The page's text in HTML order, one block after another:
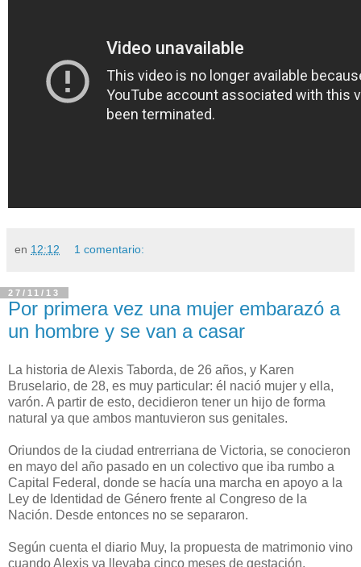
en 12:12 1 comentario:
27/11/13
Por primera vez una mujer embarazó a
un hombre y se van a casar
La historia de Alexis Taborda, de 26 años, y Karen
Bruselario, de 28, es muy particular: él nació mujer y ella,
varón. A partir de esto, decidieron tener un hijo de forma
natural ya que ambos mantuvieron sus genitales.
Oriundos de la ciudad entrerriana de Victoria, se conocieron
en mayo del año pasado en un colectivo que iba rumbo a
Capital Federal, donde se hacía una marcha en apoyo a la
Ley de Identidad de Género frente al Congreso de la
Nación. Desde entonces no se separaron.
Según cuenta el diario Muy, la propuesta de matrimonio vino
cuando Alexis ya llevaba cinco meses de gestación.